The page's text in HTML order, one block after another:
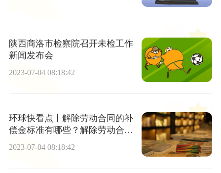
陕西商洛市检察院召开未检工作
新闻发布会
2023-07-04 08:18:42
环球快看点丨解除劳动合同的补
偿金标准有哪些？解除劳动合同
补偿金标准依据哪条法律？
2023-07-04 08:18:42